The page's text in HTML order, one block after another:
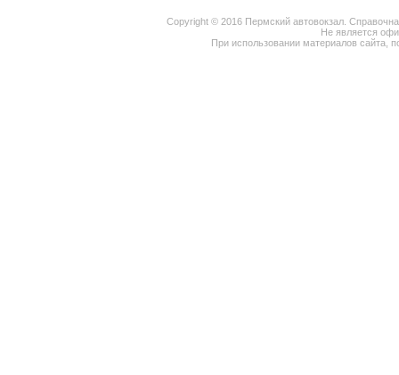
Copyright © 2016 Пермский автовокзал.
Не является
При использовании материалов сайта,